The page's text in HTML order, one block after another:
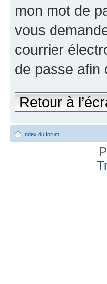
mon mot de
vous
courrier
de passe afin
Retour à
Index du forum